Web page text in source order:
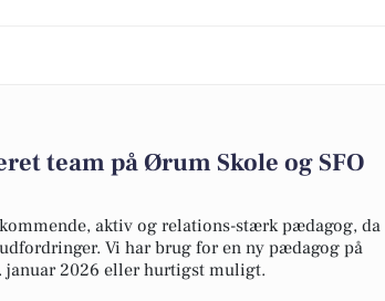
team på Ørum Skole og SFO
aktiv og relations-stærk pædagog, da
Vi har brug for en ny pædagog på
januar 2026 eller hurtigst muligt.